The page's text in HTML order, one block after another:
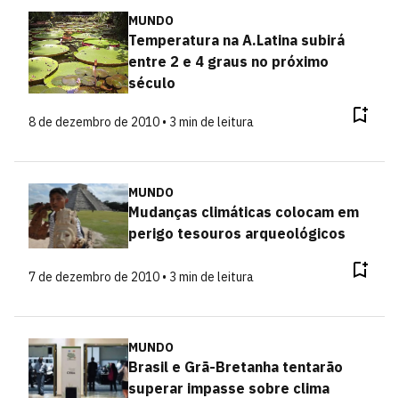
MUNDO
Temperatura na A.Latina subirá
entre 2 e 4 graus no próximo
século
8 de dezembro de 2010 • 3 min de leitura
MUNDO
Mudanças climáticas colocam em
perigo tesouros arqueológicos
7 de dezembro de 2010 • 3 min de leitura
MUNDO
Brasil e Grã-Bretanha tentarão
superar impasse sobre clima